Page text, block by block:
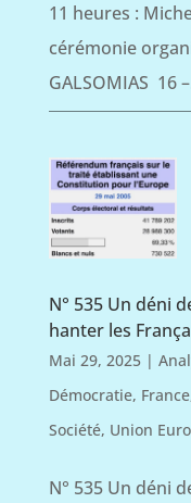
11 heures :
cérémonie
GALSOMIAS 16
N° 535 Un déni
hanter les
Mai 29, 2025|
Démocratie, France
Société, Union
N° 535 Un déni